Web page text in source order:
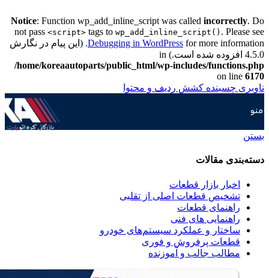
Notice: Function wp_add_inline_script was called incorrectly. Do
not pass <script> tags to wp_add_inline_script() . Please see
Debugging in WordPressfor more information. (این پیام در نگارش
4.5.0 افزوده شده است.) in
/home/koreaautoparts/public_html/wp-includes/functions.php
on line 6170
ناوبری چسبنده کشش ردیف و محتوا
منو
بستن
دسته‌بندی مقالات
اخبار بازار قطعات
تشخیص قطعات اصلی از تقلبی
راهنمای قطعات
راهنمایی های فنی
ساختار و عملکرد سیستم‌های خودرو
قطعات پرفروش و فوری
مطالب جالب و آموزنده